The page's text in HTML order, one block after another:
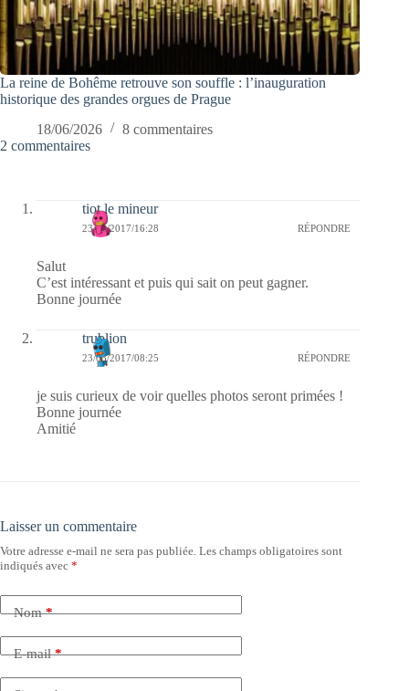
La reine de Bohême retrouve son souffle : l’inauguration
historique des grandes orgues de Prague
18/06/2026
8 commentaires
2 commentaires
tiot le mineur
23/03/2017/16:28 RÉPONDRE
Salut
C’est intéressant et puis qui sait on peut gagner.
Bonne journée
trublion
23/03/2017/08:25 RÉPONDRE
je suis curieux de voir quelles photos seront primées !
Bonne journée
Amitié
Laisser un commentaire
Votre adresse e-mail ne sera pas publiée. Les champs obligatoires sont
indiqués avec *
Nom*
E-mail*